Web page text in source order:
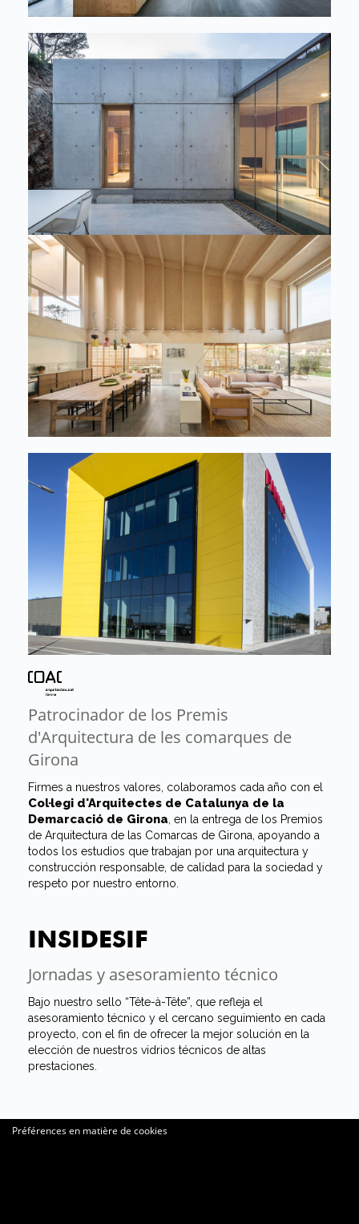
Patrocinador de los Premis
d'Arquitectura de les comarques de
Girona
Firmes a nuestros valores, colaboramos cada año con el
Col·legi d'Arquitectes de Catalunya de la
Demarcació de Girona , en la entrega de los Premios
de Arquitectura de las Comarcas de Girona, apoyando a
todos los estudios que trabajan por una arquitectura y
construcción responsable, de calidad para la sociedad y
respeto por nuestro entorno.
INSIDESIF
Jornadas y asesoramiento técnico
Bajo nuestro sello “Tête-à-Tête”, que refleja el
asesoramiento técnico y el cercano seguimiento en cada
proyecto, con el fin de ofrecer la mejor solución en la
elección de nuestros vidrios técnicos de altas
prestaciones.
Préférences en matière de cookies